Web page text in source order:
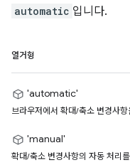
automatic 입니다.
열거형
'automatic'
브라우저에서 확대/축소 변경사
'manual'
확대/축소 변경사항의 자동 처리